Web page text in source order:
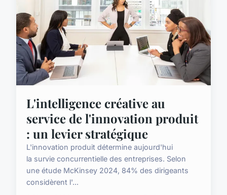
L'intelligence créative au
service de l'innovation produit
: un levier stratégique
L'innovation produit détermine aujourd'hui
la survie concurrentielle des entreprises. Selon
une étude McKinsey 2024, 84% des dirigeants
considèrent l'...